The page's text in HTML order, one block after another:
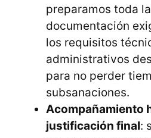
preparamos toda
documentación
los requisitos
administrativos
para no perder
subsanaciones.
Acompañamiento
justificación final: